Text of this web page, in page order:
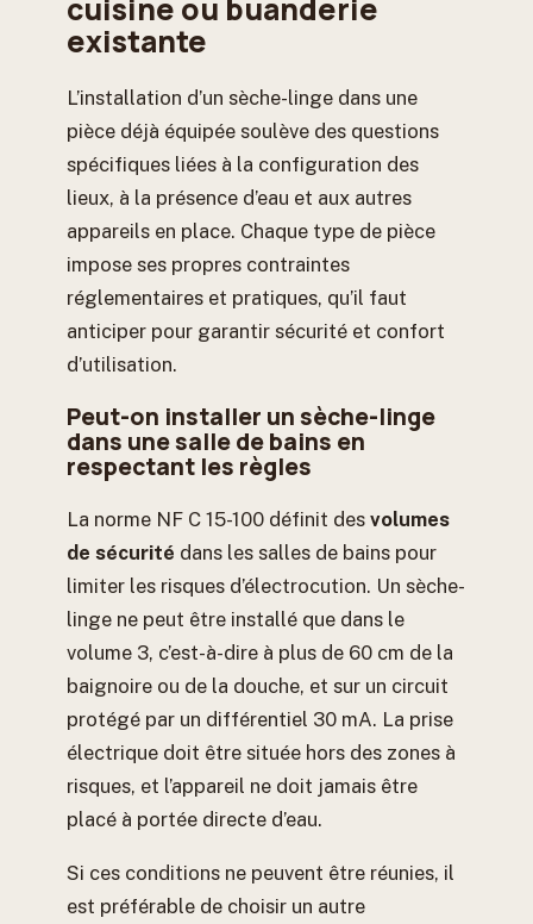
cuisine ou buanderie
existante
L’installation d’un sèche-linge dans une
pièce déjà équipée soulève des questions
spécifiques liées à la configuration des
lieux, à la présence d’eau et aux autres
appareils en place. Chaque type de pièce
impose ses propres contraintes
réglementaires et pratiques, qu’il faut
anticiper pour garantir sécurité et confort
d’utilisation.
Peut-on installer un sèche-linge
dans une salle de bains en
respectant les règles
La norme NF C 15-100 définit des volumes
de sécurité dans les salles de bains pour
limiter les risques d’électrocution. Un sèche-
linge ne peut être installé que dans le
volume 3, c’est-à-dire à plus de 60 cm de la
baignoire ou de la douche, et sur un circuit
protégé par un différentiel 30 mA. La prise
électrique doit être située hors des zones à
risques, et l’appareil ne doit jamais être
placé à portée directe d’eau.
Si ces conditions ne peuvent être réunies, il
est préférable de choisir un autre